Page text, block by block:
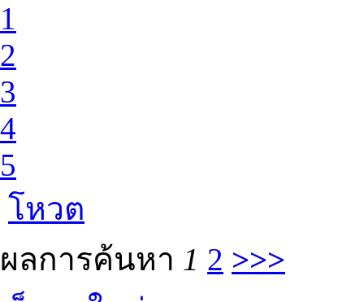
1
2
3
4
5
โหวต
ผลการค้นหา 1 2 >>>